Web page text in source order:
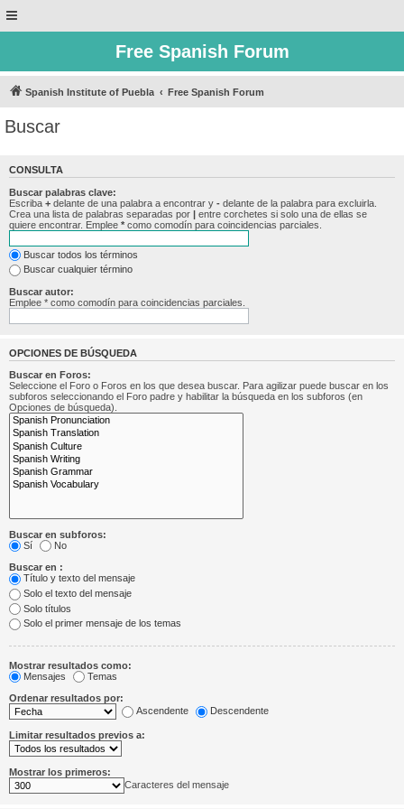
Free Spanish Forum
Spanish Institute of Puebla Free Spanish Forum
Buscar
CONSULTA
Buscar palabras clave:
Escriba + delante de una palabra a encontrar y - delante de la palabra para excluirla.
Crea una lista de palabras separadas por | entre corchetes si solo una de ellas se
quiere encontrar. Emplee * como comodín para coincidencias parciales.
Buscar todos los términos
Buscar cualquier término
Buscar autor:
Emplee * como comodín para coincidencias parciales.
OPCIONES DE BÚSQUEDA
Buscar en Foros:
Seleccione el Foro o Foros en los que desea buscar. Para agilizar puede buscar en los
subforos seleccionando el Foro padre y habilitar la búsqueda en los subforos (en
Opciones de búsqueda).
Buscar en subforos:
Sí
No
Buscar en :
Título y texto del mensaje
Solo el texto del mensaje
Solo títulos
Solo el primer mensaje de los temas
Mostrar resultados como:
Mensajes
Temas
Ordenar resultados por:
Ascendente
Descendente
Limitar resultados previos a:
Mostrar los primeros:
Caracteres del mensaje